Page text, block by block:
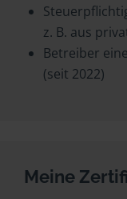
z. B. aus
Betreiber
(seit 2022)
Meine